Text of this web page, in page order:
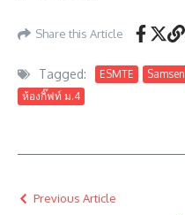
Share this Article
Tagged: ESMTE Samsen
ห้องกิ๊ฟท์ ม.4
Previous Article